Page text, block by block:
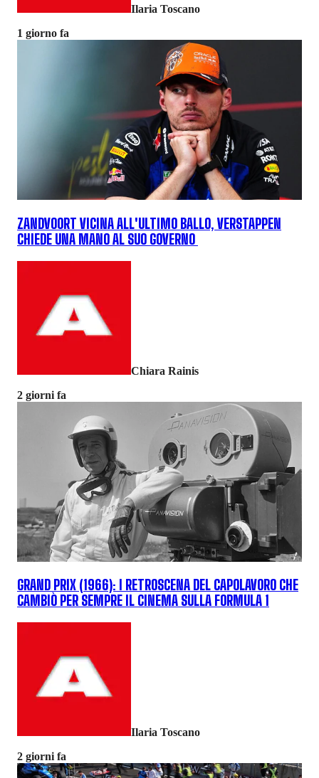
Ilaria Toscano
1 giorno fa
ZANDVOORT VICINA ALL'ULTIMO BALLO, VERSTAPPEN
CHIEDE UNA MANO AL SUO GOVERNO
Chiara Rainis
2 giorni fa
GRAND PRIX (1966): I RETROSCENA DEL CAPOLAVORO CHE
CAMBIÒ PER SEMPRE IL CINEMA SULLA FORMULA 1
Ilaria Toscano
2 giorni fa